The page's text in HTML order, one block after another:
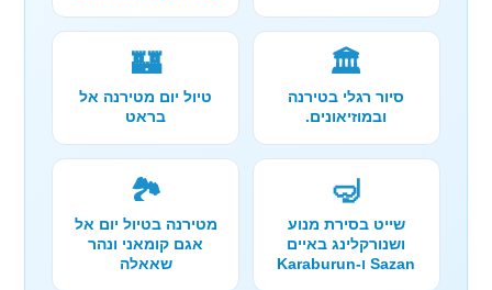
🏛️
סיור רגלי בטירנה
ובמוזיאונים.
🏰
טיול יום מטירנה אל
בראט
🤿
שייט בסירת מנוע
ושנורקלינג באיים
Sazan ו-Karaburun
🏞️
מטירנה בטיול יום אל
אגם קומאני ונהר
שאאלה